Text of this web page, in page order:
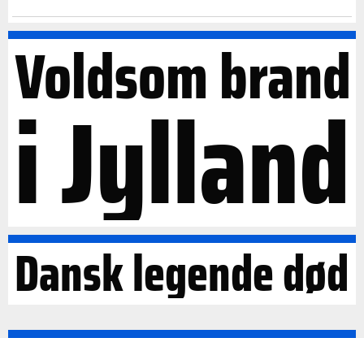
Voldsom brand
i Jylland
Dansk legende død